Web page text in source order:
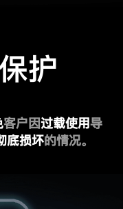
保护
客户因过载使用导
底损坏的情况。